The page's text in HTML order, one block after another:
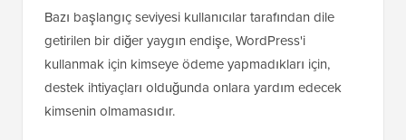
Bazı başlangıç seviyesi kullanıcılar tarafından dile
getirilen bir diğer yaygın endişe, WordPress'i
kullanmak için kimseye ödeme yapmadıkları için,
destek ihtiyaçları olduğunda onlara yardım edecek
kimsenin olmamasıdır.